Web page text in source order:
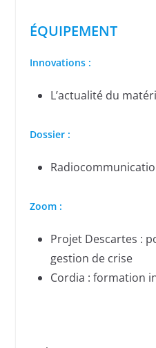
ÉQUIPEMENT
Innovations :
L’actualité du
Dossier :
Zoom :
Projet Descartes :
gestion de crise
Cordia : formation